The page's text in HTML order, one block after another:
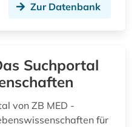
Zur Datenbank
Suchportal
von ZB MED -
für